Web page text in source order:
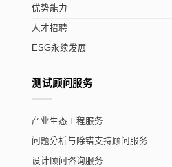
优势能力
人才招聘
ESG永续发展
测试顾问服务
产业生态工程服务
问题分析与除错支持顾问服务
设计顾问咨询服务